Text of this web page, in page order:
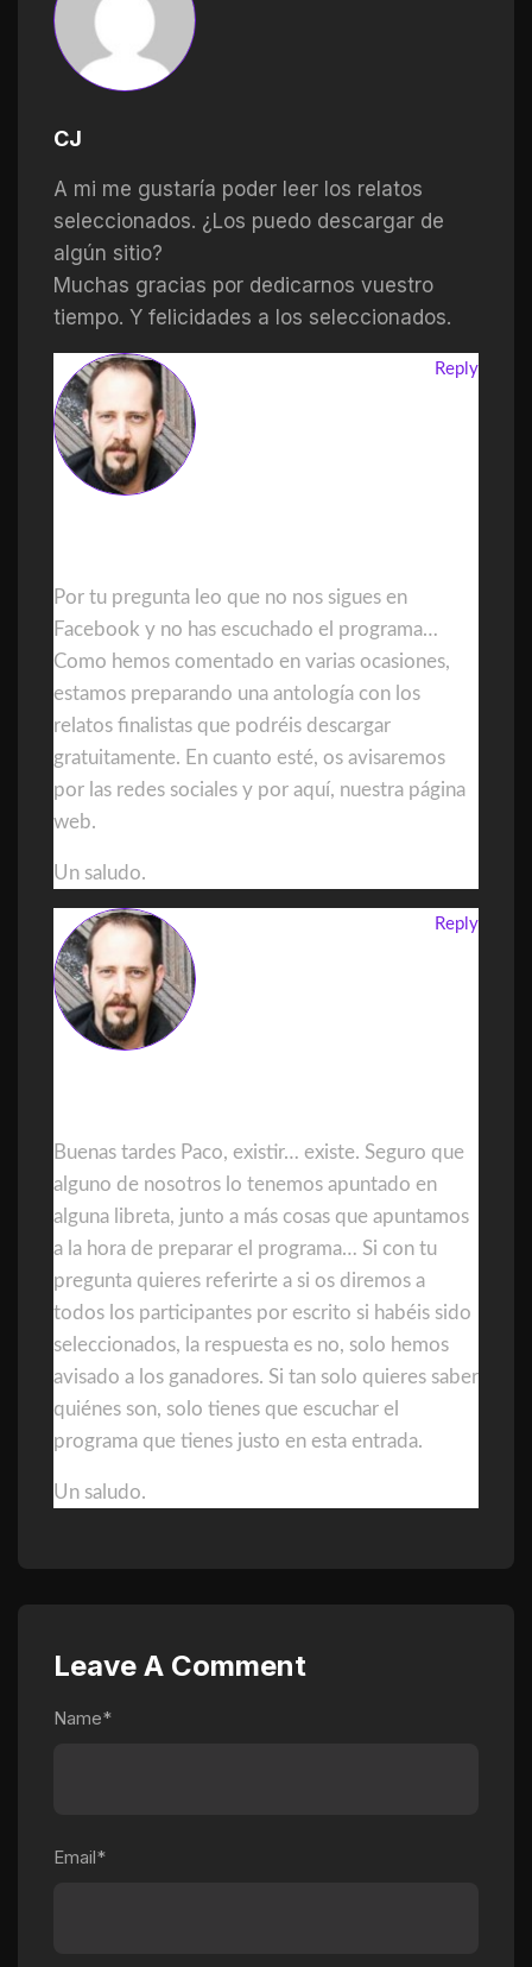
CJ
A mi me gustaría poder leer los relatos
seleccionados. ¿Los puedo descargar de
algún sitio?
Muchas gracias por dedicarnos vuestro
tiempo. Y felicidades a los seleccionados.
Por tu pregunta leo que no nos sigues en
Facebook y no has escuchado el programa…
Como hemos comentado en varias ocasiones,
estamos preparando una antología con los
relatos finalistas que podréis descargar
gratuitamente. En cuanto esté, os avisaremos
por las redes sociales y por aquí, nuestra página
web.
Un saludo.
Reply
Buenas tardes Paco, existir… existe. Seguro que
alguno de nosotros lo tenemos apuntado en
alguna libreta, junto a más cosas que apuntamos
a la hora de preparar el programa… Si con tu
pregunta quieres referirte a si os diremos a
todos los participantes por escrito si habéis sido
seleccionados, la respuesta es no, solo hemos
avisado a los ganadores. Si tan solo quieres saber
quiénes son, solo tienes que escuchar el
programa que tienes justo en esta entrada.
Un saludo.
Reply
Leave A Comment
Name*
Email*